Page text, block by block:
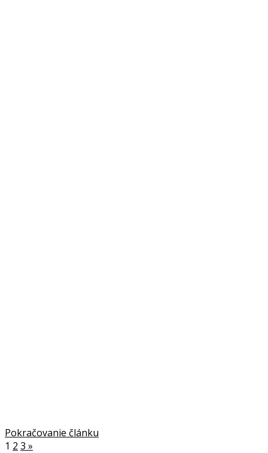
Pokračovanie článku
1 2 3 »